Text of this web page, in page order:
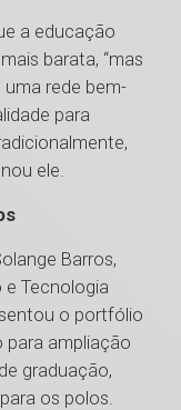
a educação
barata, “mas
rede bem-
para
ele.
Barros,
Tecnologia
o portfólio
para ampliação
graduação,
os polos.